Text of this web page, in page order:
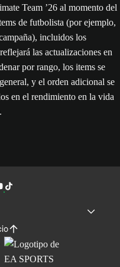
Team ’26 al momento del
de futbolista (por ejemplo,
incluidos los
las actualizaciones en
por rango, los items se
y el orden adicional se
en el rendimiento en la vida